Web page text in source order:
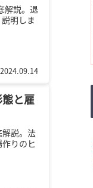
解説。退
明しま
2024.09.14
と雇
説。法
りのヒ